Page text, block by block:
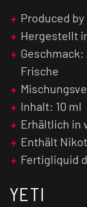
Zigaretten-Set
Für ein
empfehlen wir
reinigen und
tauschen.
Nikotinsalz
normalen
kratzig und
(Throat Hit).
schneller vom
verarbeitet,
Produced by
Hergestellt
Frische
Inhalt: 10 ml
Erhältlich in
Enthält
Fertigliquid
YETI